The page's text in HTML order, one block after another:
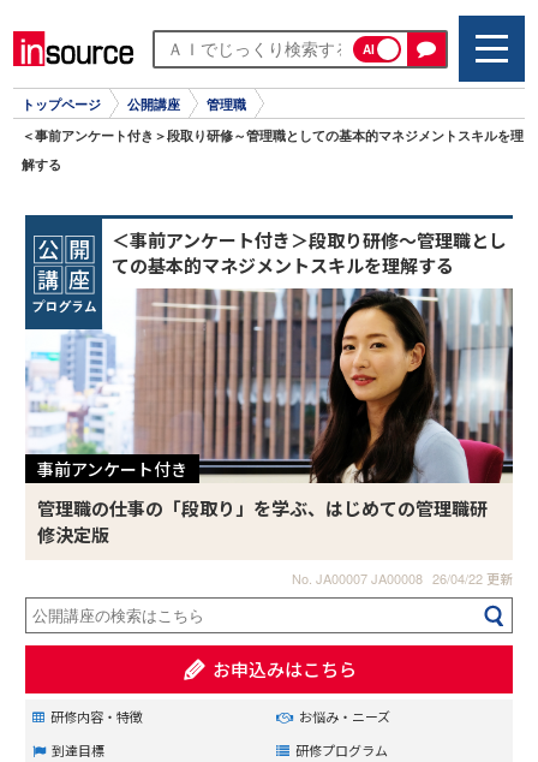
AI
トップページ 公開講座 管理職
＜事前アンケート付き＞段取り研修～管理職としての基本的マネジメントスキルを理
解する
＜事前アンケート付き＞段取り研修～管理職とし
ての基本的マネジメントスキルを理解する
事前アンケート付き
管理職の仕事の「段取り」を学ぶ、はじめての管理職研
修決定版
No. JA00007 JA00008 26/04/22 更新
お申込みはこちら
研修内容・特徴
お悩み・ニーズ
到達目標
研修プログラム